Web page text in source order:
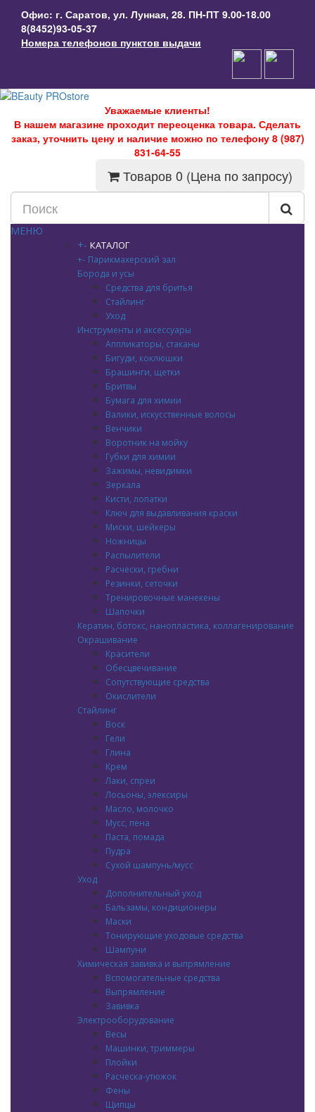
Офис: г. Саратов, ул. Лунная, 28. ПН-ПТ 9.00-18.00
8(8452)93-05-37
Номера телефонов пунктов выдачи
Уважаемые клиенты!
В нашем магазине проходит переоценка товара. Сделать
заказ, уточнить цену и наличие можно по телефону 8 (987)
831-64-55
Товаров 0 (Цена по запросу)
МЕНЮ
+- КАТАЛОГ
+- Парикмахерский зал
Борода и усы
Средства для бритья
Стайлинг
Уход
Инструменты и аксессуары
Аппликаторы, стаканы
Бигуди, коклюшки
Брашинги, щетки
Бритвы
Бумага для химии
Валики, искусственные волосы
Венчики
Воротник на мойку
Губки для химии
Зажимы, невидимки
Зеркала
Кисти, лопатки
Ключ для выдавливания краски
Миски, шейкеры
Ножницы
Распылители
Расчески, гребни
Резинки, сеточки
Тренировочные манекены
Шапочки
Кератин, ботокс, нанопластика, коллагенирование
Окрашивание
Красители
Обесцвечивание
Сопутствующие средства
Окислители
Стайлинг
Воск
Гели
Глина
Крем
Лаки, спреи
Лосьоны, элексиры
Масло, молочко
Мусс, пена
Паста, помада
Пудра
Сухой шампунь/мусс
Уход
Дополнительный уход
Бальзамы, кондиционеры
Маски
Тонирующие уходовые средства
Шампуни
Химическая завивка и выпрямление
Вспомогательные средства
Выпрямление
Завивка
Электрооборудование
Весы
Машинки, триммеры
Плойки
Расческа-утюжок
Фены
Щипцы